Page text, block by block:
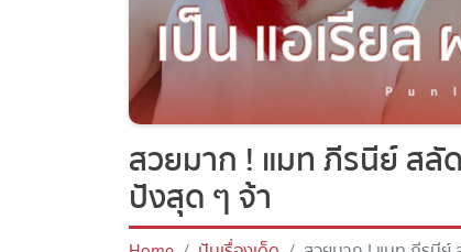
สวยมาก ! แมท ภีรนีย์ สลั
ปังสุด ๆ จ้า